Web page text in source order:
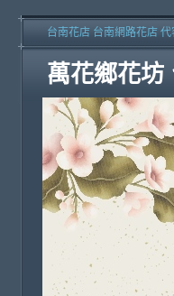
萬花鄉花坊
台南花店 台南網路花店